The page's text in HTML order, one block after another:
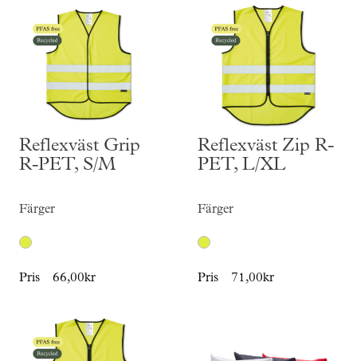
Reflexväst Grip
R-PET, S/M
Färger
Pris 66,00kr
Reflexväst Zip R-
PET, L/XL
Färger
Pris 71,00kr